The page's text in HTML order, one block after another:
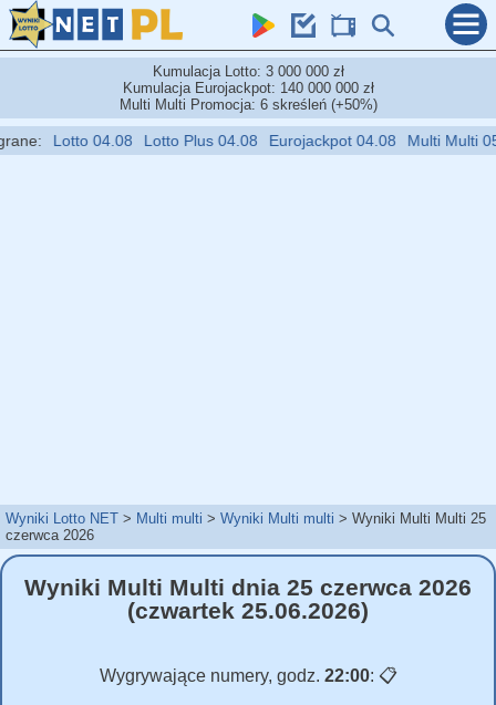
Kumulacja Lotto: 3 000 000 zł
Kumulacja Eurojackpot: 140 000 000 zł
Multi Multi Promocja: 6 skreśleń (+50%)
Lotto 04.08 Lotto Plus 04.08 Eurojackpot 04.08 Multi Multi 05.08
Wyniki Lotto NET Multi multi Wyniki Multi multi
Wyniki Multi Multi 25
czerwca 2026
Wyniki Multi Multi dnia 25 czerwca 2026
(czwartek 25.06.2026)
Wygrywające numery, godz. 22:00: 📋